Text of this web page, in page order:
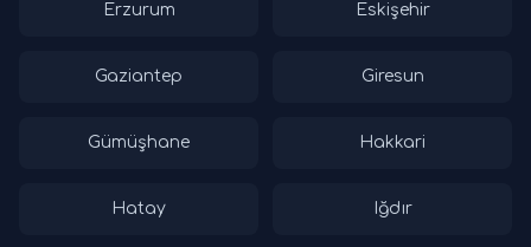
Erzurum Eskişehir
Gaziantep Giresun
Gümüşhane Hakkari
Hatay Iğdır